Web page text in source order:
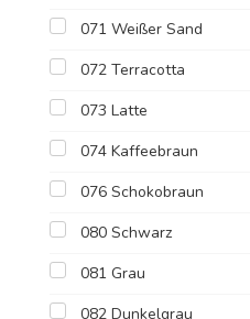
071 Weißer Sand
072 Terracotta
073 Latte
074 Kaffeebraun
076 Schokobraun
080 Schwarz
081 Grau
082 Dunkelgrau